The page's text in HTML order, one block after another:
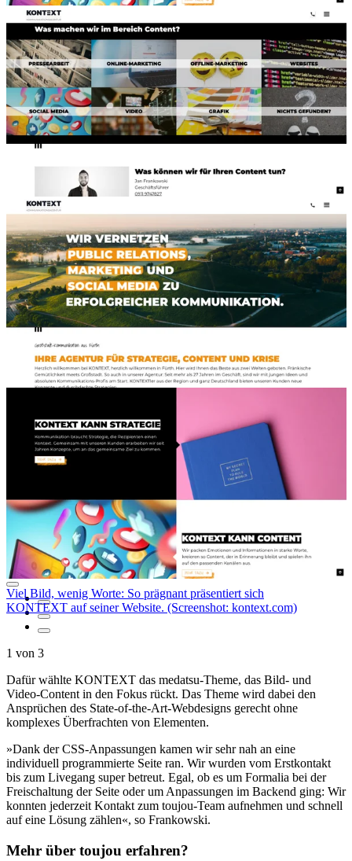
Viel Bild, wenig Worte: So prägnant präsentiert sich
KONTEXT auf seiner Website. (Screenshot: kontext.com)
Hier zeigt KONTEXT, welche Leistungen sie im Bereich
Content anbieten. (Screenshot: kontext.com)
KONTEXT aus. Mit Klick auf das Bild gelangen Sie auf
kontext.com. (Screenshot: kontext.com)
Viel Bild, wenig Worte: So prägnant präsentiert sich
KONTEXT auf seiner Website. (Screenshot: kontext.com)
1 von 3
Dafür wählte KONTEXT das medatsu-Theme, das Bild- und
Video-Content in den Fokus rückt. Das Theme wird dabei den
Ansprüchen des State-of-the-Art-Webdesigns gerecht ohne
komplexes Überfrachten von Elementen.
»Dank der CSS-Anpassungen kamen wir sehr nah an eine
individuell programmierte Seite ran. Wir wurden vom Erstkontakt
bis zum Livegang super betreut. Egal, ob es um Formalia bei der
Freischaltung der Seite oder um Anpassungen im Backend ging: Wir
konnten jederzeit Kontakt zum toujou-Team aufnehmen und schnell
auf eine Lösung zählen«, so Frankowski.
Mehr über toujou erfahren?